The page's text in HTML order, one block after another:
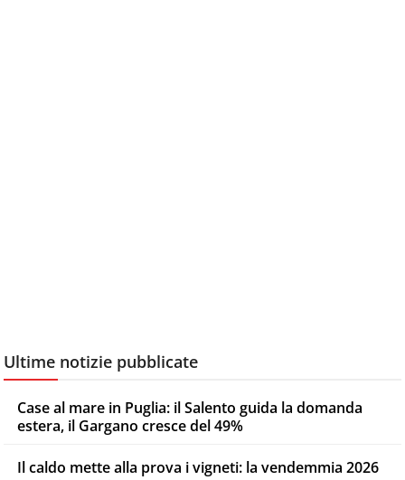
Ultime notizie pubblicate
Case al mare in Puglia: il Salento guida la domanda
estera, il Gargano cresce del 49%
Il caldo mette alla prova i vigneti: la vendemmia 2026